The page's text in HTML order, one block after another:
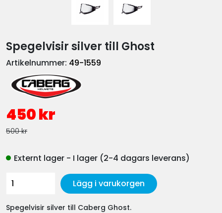
Spegelvisir silver till Ghost
Artikelnummer: 49-1559
450 kr
500 kr
Externt lager - I lager (2-4 dagars leverans)
Lägg i varukorgen
Spegelvisir silver till Caberg Ghost.